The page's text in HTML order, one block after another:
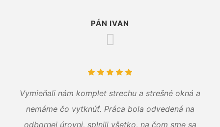
PÁN IVAN
Vymieňali nám komplet strechu a strešné okná a
nemáme čo vytknúť. Práca bola odvedená na
odbornej úrovni, splnili všetko, na čom sme sa